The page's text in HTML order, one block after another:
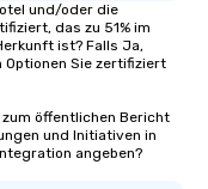
und/oder die
das zu 51% im
ist? Falls Ja,
Sie zertifiziert
öffentlichen Bericht
und Initiativen in
angeben?